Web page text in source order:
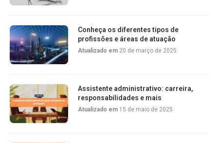
Conheça os diferentes tipos de
profissões e áreas de atuação
Atualizado em 20 de março de 2025
Assistente administrativo: carreira,
responsabilidades e mais
Atualizado em 15 de maio de 2025